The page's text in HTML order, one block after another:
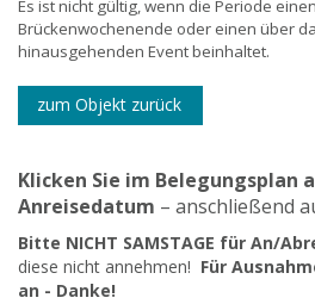
Es ist nicht gültig, wenn die Periode
Brückenwochenende oder einen über
hinausgehenden Event beinhaltet.
zum Objekt zurück
Klicken Sie im Belegungsplan
Anreisedatum – anschließend
Bitte NICHT SAMSTAGE für An/
diese nicht annehmen! Für
an - Danke!